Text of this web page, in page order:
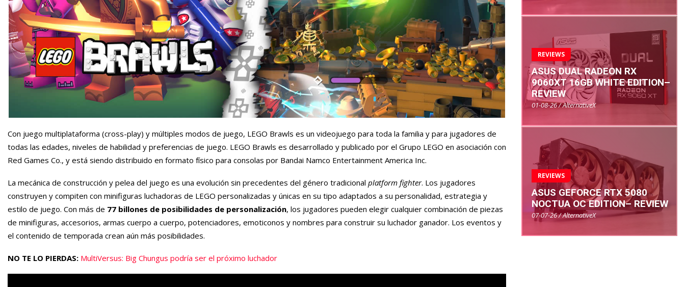
Con juego multiplataforma (cross-play) y múltiples modos de juego, LEGO Brawls es un videojuego para toda la familia y para jugadores de
todas las edades, niveles de habilidad y preferencias de juego. LEGO Brawls es desarrollado y publicado por el Grupo LEGO en asociación con
Red Games Co., y está siendo distribuido en formato físico para consolas por Bandai Namco Entertainment America Inc.
La mecánica de construcción y pelea del juego es una evolución sin precedentes del género tradicional platform fighter. Los jugadores
construyen y compiten con minifiguras luchadoras de LEGO personalizadas y únicas en su tipo adaptados a su personalidad, estrategia y
estilo de juego. Con más de 77 billones de posibilidades de personalización, los jugadores pueden elegir cualquier combinación de piezas
de minifiguras, accesorios, armas cuerpo a cuerpo, potenciadores, emoticonos y nombres para construir su luchador ganador. Los eventos y
el contenido de temporada crean aún más posibilidades.
NO TE LO PIERDAS: MultiVersus: Big Chungus podría ser el próximo luchador
REVIEWS
ASUS DUAL RADEON RX
9060XT 16GB WHITE EDITION–
REVIEW
01-08-26 / AlternativeX
REVIEWS
ASUS GEFORCE RTX 5080
NOCTUA OC EDITION– REVIEW
07-07-26 / AlternativeX